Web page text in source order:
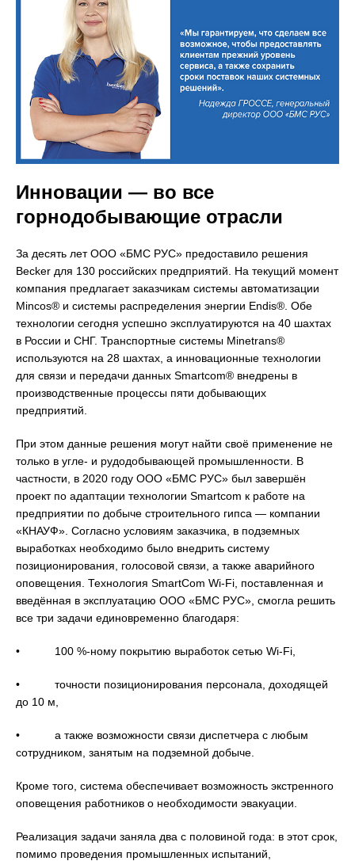
Инновации — во все
горнодобывающие отрасли
За десять лет ООО «БМС РУС» предоставило решения
Becker для 130 российских предприятий. На текущий момент
компания предлагает заказчикам системы автоматизации
Mincos® и системы распределения энергии Endis®. Обе
технологии сегодня успешно эксплуатируются на 40 шахтах
в России и СНГ. Транспортные системы Minetrans®
используются на 28 шахтах, а инновационные технологии
для связи и передачи данных Smartcom® внедрены в
производственные процессы пяти добывающих
предприятий.
При этом данные решения могут найти своё применение не
только в угле- и рудодобывающей промышленности. В
частности, в 2020 году ООО «БМС РУС» был завершён
проект по адаптации технологии Smartcom к работе на
предприятии по добыче строительного гипса — компании
«КНАУФ». Согласно условиям заказчика, в подземных
выработках необходимо было внедрить систему
позиционирования, голосовой связи, а также аварийного
оповещения. Технология SmartCom Wi-Fi, поставленная и
введённая в эксплуатацию ООО «БМС РУС», смогла решить
все три задачи единовременно благодаря:
• 100 %-ному покрытию выработок сетью Wi-Fi,
• точности позиционирования персонала, доходящей
до 10 м,
• а также возможности связи диспетчера с любым
сотрудником, занятым на подземной добыче.
Кроме того, система обеспечивает возможность экстренного
оповещения работников о необходимости эвакуации.
Реализация задачи заняла два с половиной года: в этот срок,
помимо проведения промышленных испытаний,